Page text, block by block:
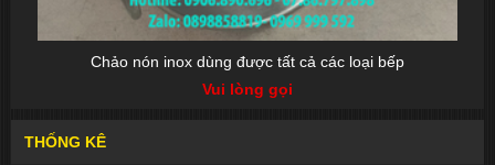
Chảo nón inox dùng được tất cả các loại bếp
Vui lòng gọi
THỐNG KÊ